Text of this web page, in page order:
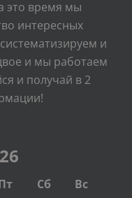
это время мы
интересных
и
и мы работаем
и получай в 2
Сб Вс